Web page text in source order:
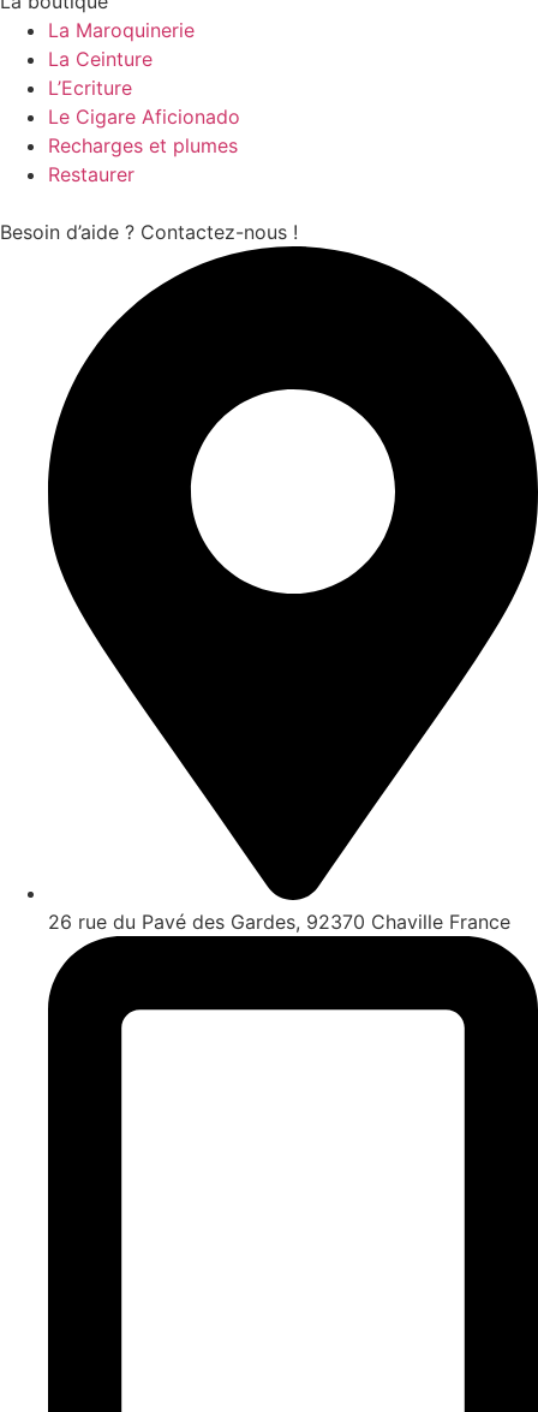
La Maroquinerie
La Ceinture
L’Ecriture
Le Cigare Aficionado
Recharges et plumes
Restaurer
Besoin d’aide ? Contactez-nous !
26 rue du Pavé des Gardes, 92370 Chaville France